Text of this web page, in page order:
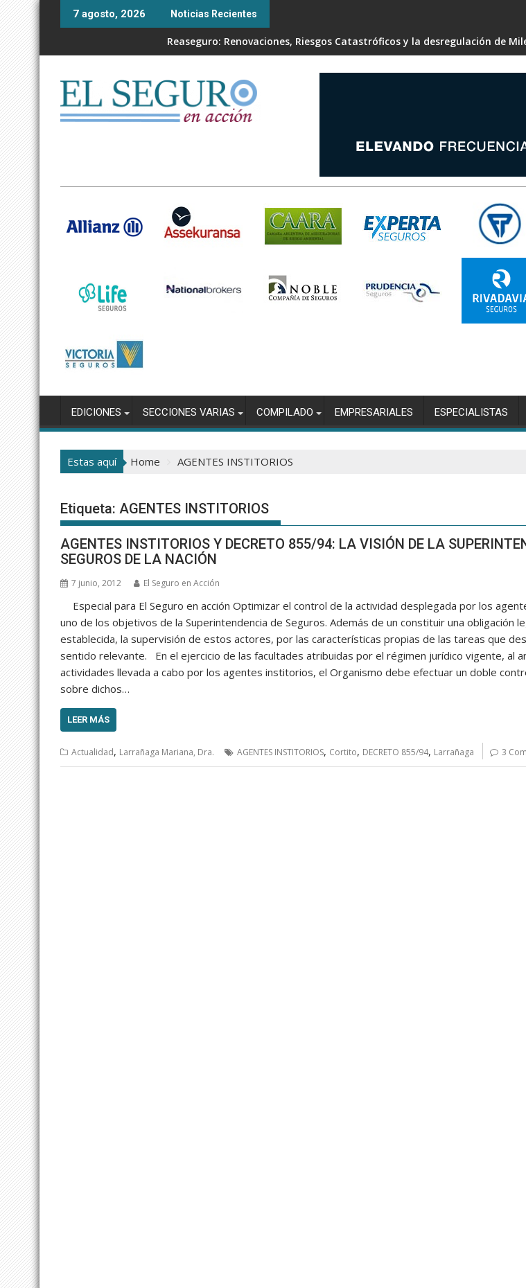
Skip
7 agosto, 2026 Noticias Recientes
Reaseguro: Renovaciones, Riesgos Catastróficos y la desregulación de
EDICIONES SECCIONES VARIAS COMPILADO EMPRESARIALES ESPECIALISTAS
Estas aquí Home AGENTES INSTITORIOS
Etiqueta: AGENTES INSTITORIOS
AGENTES INSTITORIOS Y DECRETO 855/94: LA VISIÓN DE LA
SEGUROS DE LA NACIÓN
7 junio, 2012 El Seguro en Acción
Especial para El Seguro en acción Optimizar el control de la actividad desplegada por los
uno de los objetivos de la Superintendencia de Seguros. Además de un constituir una obligación
establecida, la supervisión de estos actores, por las características propias de las tareas que
sentido relevante. En el ejercicio de las facultades atribuidas por el régimen jurídico vigente, al
actividades llevada a cabo por los agentes institorios, el Organismo debe efectuar un doble
sobre dichos…
LEER MÁS
Actualidad, Larrañaga Mariana, Dra. AGENTES INSTITORIOS, Cortito, DECRETO 855/94, Larrañaga 3